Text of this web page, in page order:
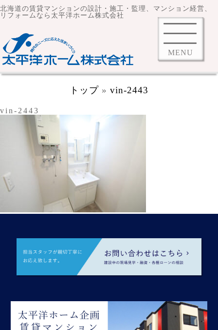
北海道の賃貸マンションの設計・施工・監理、マンション経営、
リフォームなら太平洋ホーム株式会社
MENU
トップ» vin-2443
vin-2443